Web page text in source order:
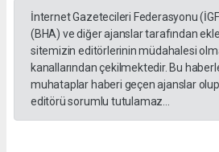
İnternet Gazetecileri Federasyonu
(BHA) ve diğer ajanslar tarafından
sitemizin editörlerinin müdahalesi
kanallarından çekilmektedir. Bu
muhataplar haberi geçen ajanslar
editörü sorumlu tutulamaz...